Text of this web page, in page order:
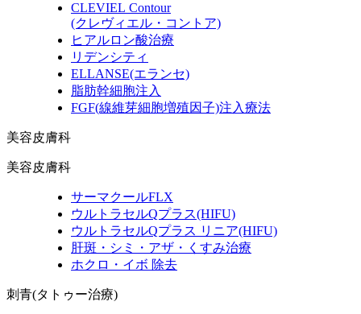
CLEVIEL Contour
(クレヴィエル・コントア)
ヒアルロン酸治療
リデンシティ
ELLANSE(エランセ)
脂肪幹細胞注入
FGF(線維芽細胞増殖因子)注入療法
美容皮膚科
美容皮膚科
サーマクールFLX
ウルトラセルQプラス(HIFU)
ウルトラセルQプラス リニア(HIFU)
肝斑・シミ・アザ・くすみ治療
ホクロ・イボ 除去
刺青(タトゥー治療)